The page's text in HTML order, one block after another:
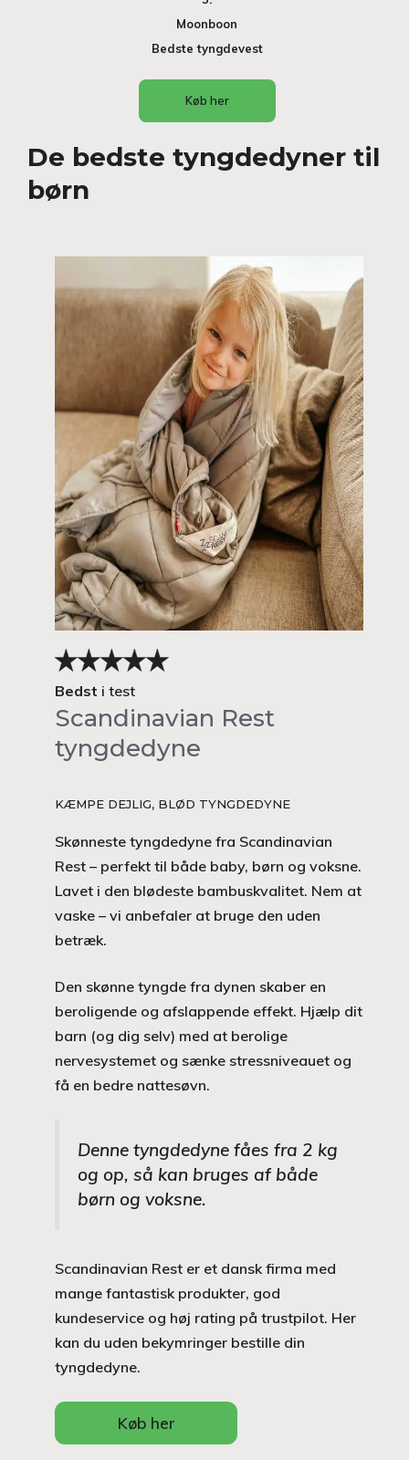
Moonboon
Bedste tyngdevest
Køb her
De bedste tyngdedyner til
børn
Bedst i test
Scandinavian Rest
tyngdedyne
KÆMPE DEJLIG, BLØD TYNGDEDYNE
Skønneste tyngdedyne fra Scandinavian
Rest – perfekt til både baby, børn og voksne.
Lavet i den blødeste bambuskvalitet. Nem at
vaske – vi anbefaler at bruge den uden
betræk.
Den skønne tyngde fra dynen skaber en
beroligende og afslappende effekt. Hjælp dit
barn (og dig selv) med at berolige
nervesystemet og sænke stressniveauet og
få en bedre nattesøvn.
Denne tyngdedyne fåes fra 2 kg
og op, så kan bruges af både
børn og voksne.
Scandinavian Rest er et dansk firma med
mange fantastisk produkter, god
kundeservice og høj rating på trustpilot. Her
kan du uden bekymringer bestille din
tyngdedyne.
Køb her